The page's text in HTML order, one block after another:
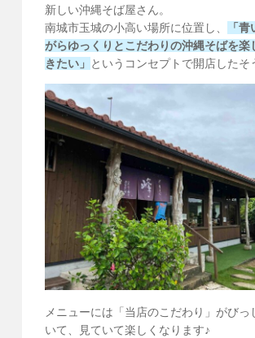
新しい沖縄そば屋さん。
南城市玉城の小高い場所に位置し、
「
がらゆっくりとこだわりの沖縄そばを楽
きたい」 というコンセプトで開店したそ
メニューには「当店のこだわり」がびっ
いて、見ていて楽しくなります♪